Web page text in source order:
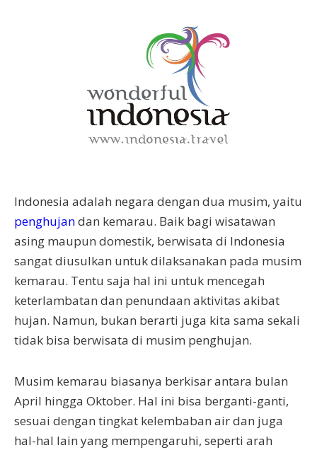
Indonesia adalah negara dengan dua musim, yaitu
penghujandan kemarau. Baik bagi wisatawan
asing maupun domestik, berwisata di Indonesia
sangat diusulkan untuk dilaksanakan pada musim
kemarau. Tentu saja hal ini untuk mencegah
keterlambatan dan penundaan aktivitas akibat
hujan. Namun, bukan berarti juga kita sama sekali
tidak bisa berwisata di musim penghujan.
Musim kemarau biasanya berkisar antara bulan
April hingga Oktober. Hal ini bisa berganti-ganti,
sesuai dengan tingkat kelembaban air dan juga
hal-hal lain yang mempengaruhi, seperti arah